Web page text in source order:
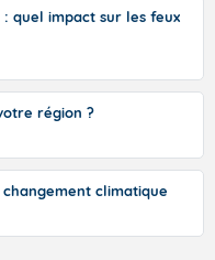
et basse vallée du
à la hausse, il
plus frais sur le
à 35 degrés sur la
à 39 degrés autour
quel impact sur les feux
région ?
climatique